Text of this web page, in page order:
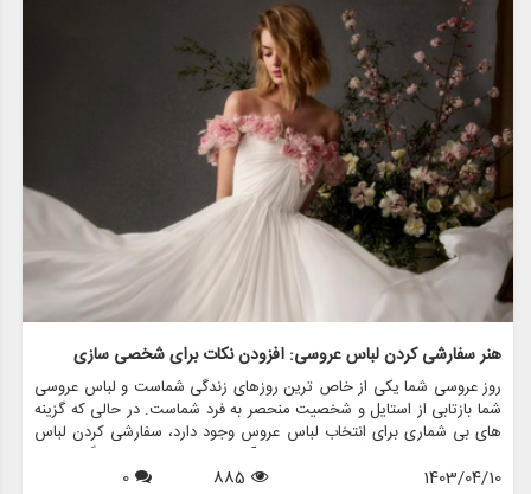
هنر سفارشی کردن لباس عروسی: افزودن نکات برای شخصی سازی
روز عروسی شما یکی از خاص ترین روزهای زندگی شماست و لباس عروسی
شما بازتابی از استایل و شخصیت منحصر به فرد شماست. در حالی که گزینه
های بی شماری برای انتخاب لباس عروس وجود دارد، سفارشی کردن لباس
عروسی با لباس های شخصی می تواند آن را خاص تر و خاطره انگیزتر کند.
فرقی نمی کند درخشش اضافه کنید، جزئیات معنادار را در آن بگنجانید یا
1403/04/10
885
0